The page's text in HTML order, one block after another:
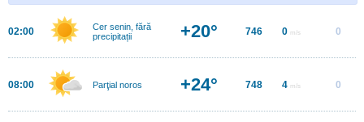
02:00
Cer senin, fără
precipitații
+20° 746 0 m/s 0
08:00 Parţial noros +24° 748 4 m/s 0